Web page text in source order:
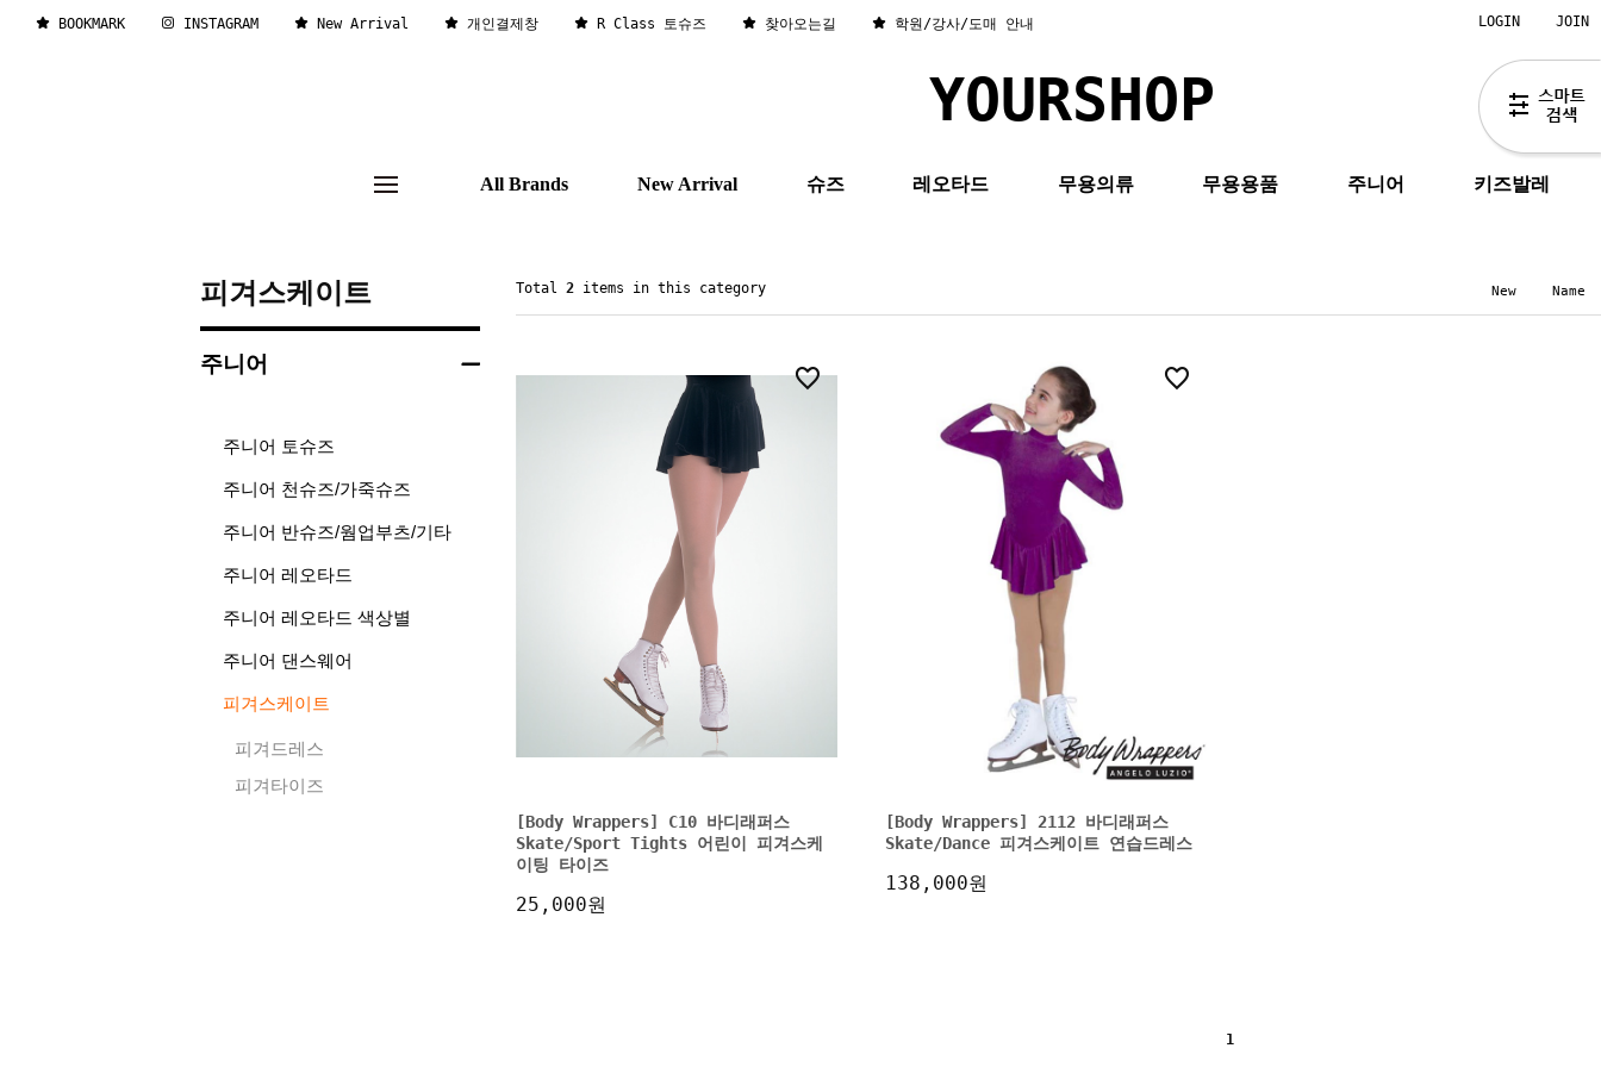
BOOKMARK INSTAGRAM New Arrival 개인결제창 R Class 토슈즈 찾아오는길 학원/강사/도매 안내 LOGIN JOIN
YOURSHOP
All Brands New Arrival 슈즈 레오타드 무용의류 무용용품 주니어 키즈발레
피겨스케이트
주니어
주니어 토슈즈
주니어 천슈즈/가죽슈즈
주니어 반슈즈/웜업부츠/기타
주니어 레오타드
주니어 레오타드 색상별
주니어 댄스웨어
피겨스케이트
피겨드레스
피겨타이즈
Total 2items in this category New Name
[Body Wrappers] C10 바디래퍼스
Skate/Sport Tights 어린이 피겨스케
이팅 타이즈
25,000원
[Body Wrappers] 2112 바디래퍼스
Skate/Dance 피겨스케이트 연습드레스
138,000원
1